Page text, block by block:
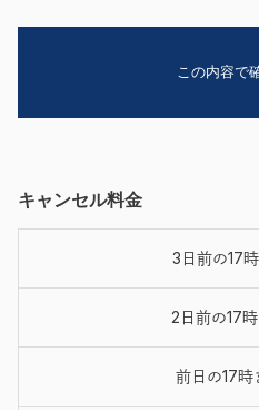
キャンセル料金
3日前の17
2日前の17
前日の17